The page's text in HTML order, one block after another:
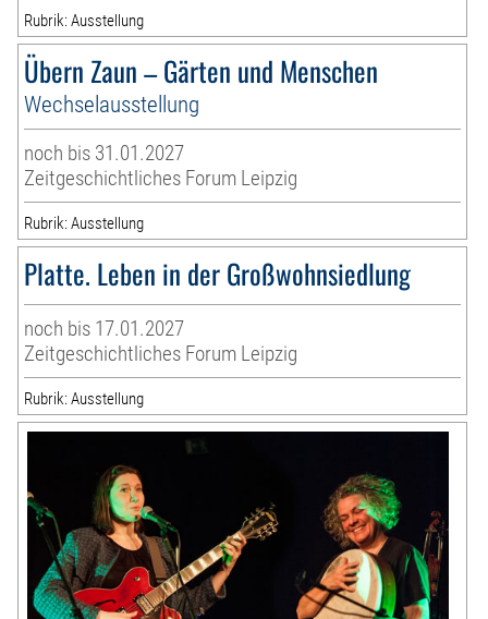
Rubrik: Ausstellung
Übern Zaun – Gärten und Menschen
Wechselausstellung
noch bis 31.01.2027
Zeitgeschichtliches Forum Leipzig
Rubrik: Ausstellung
Platte. Leben in der Großwohnsiedlung
noch bis 17.01.2027
Zeitgeschichtliches Forum Leipzig
Rubrik: Ausstellung